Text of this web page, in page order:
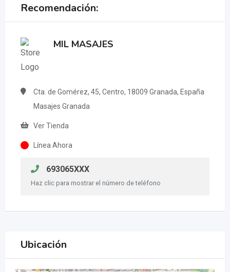
Recomendación:
MIL MASAJES
Cta. de Gomérez, 45, Centro, 18009 Granada, España
Masajes Granada
Ver Tienda
Línea Ahora
693065XXX
Haz clic para mostrar el número de teléfono
Ubicación